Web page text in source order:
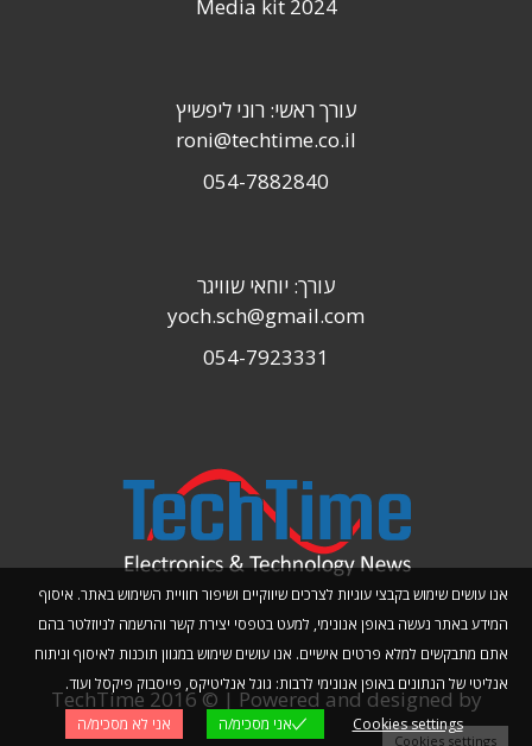
אנו עושים שימוש בקבצי עוגיות לצרכים שיווקיים ושיפור חוויית השימוש באתר. איסוף
המידע באתר נעשה באופן אנונימי, למעט בטפסי יצירת קשר והרשמה לניוזלטר בהם
אתם מתבקשים למלא פרטים אישיים. אנו עושים שימוש במגוון תוכנות לאיסוף וניתוח
אנליטי של הנתונים באופן אנונימי לרבות: גוגל אנליטיקס, פייסבוק פיקסל ועוד.
Cookies settings
אני מסכימ/ה אני לא מסכימ/ה
Cookies settings
Media kit 2024
עורך ראשי: רוני ליפשיץ
roni@techtime.co.il
054-7882840
עורך: יוחאי שוויגר
yoch.sch@gmail.com
054-7923331
TechTime 2016 © | Powered and designed by
Planwize